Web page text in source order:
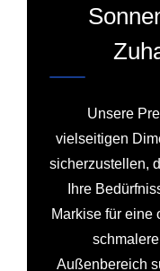
Unsere
vielseitigen
sicherzustellen,
Ihre
Markise für eine
Außenbereich